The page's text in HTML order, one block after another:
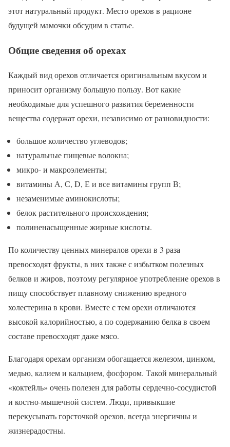
этот натуральный продукт. Место орехов в рационе
будущей мамочки обсудим в статье.
Общие сведения об орехах
Каждый вид орехов отличается оригинальным вкусом и
приносит организму большую пользу. Вот какие
необходимые для успешного развития беременности
вещества содержат орехи, независимо от разновидности:
большое количество углеводов;
натуральные пищевые волокна;
микро- и макроэлементы;
витамины А, С, D, Е и все витамины групп В;
незаменимые аминокислоты;
белок растительного происхождения;
полиненасыщенные жирные кислоты.
По количеству ценных минералов орехи в 3 раза
превосходят фрукты, в них также с избытком полезных
белков и жиров, поэтому регулярное употребление орехов в
пищу способствует плавному снижению вредного
холестерина в крови. Вместе с тем орехи отличаются
высокой калорийностью, а по содержанию белка в своем
составе превосходят даже мясо.
Благодаря орехам организм обогащается железом, цинком,
медью, калием и кальцием, фосфором. Такой минеральный
«коктейль» очень полезен для работы сердечно-сосудистой
и костно-мышечной систем. Люди, привыкшие
перекусывать горсточкой орехов, всегда энергичны и
жизнерадостны.